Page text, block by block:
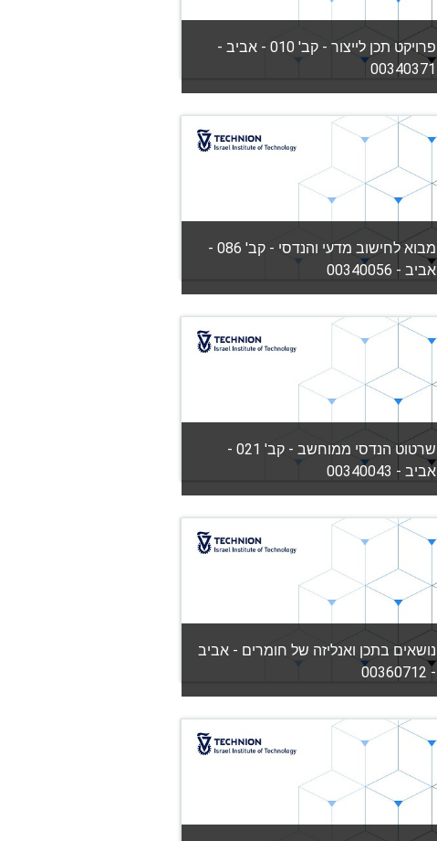
פרויקט תכן לייצור - קב' 010 - אביב -
00340371
קטגוריה: הפקולטה להנדסת מכונות
View Course
מבוא לחישוב מדעי והנדסי - קב' 086 -
אביב - 00340056
קטגוריה: הפקולטה להנדסת מכונות
View Course
מורה: צבי פנחס בר-יוסף
שרטוט הנדסי ממוחשב - קב' 021 -
אביב - 00340043
קטגוריה: הפקולטה להנדסת מכונות
View Course
נושאים בתכן ואנליזה של חומרים - אביב
- 00360712
קטגוריה: הפקולטה להנדסת מכונות
View Course
מורה: שמואל אוסובסקי